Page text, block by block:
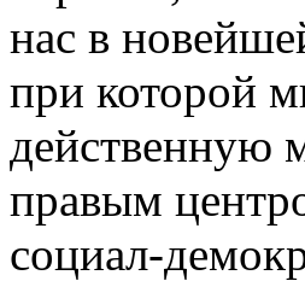
нас в
при которой
действенную
правым
социал-